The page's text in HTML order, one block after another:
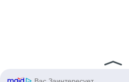
— Что будем делать? —